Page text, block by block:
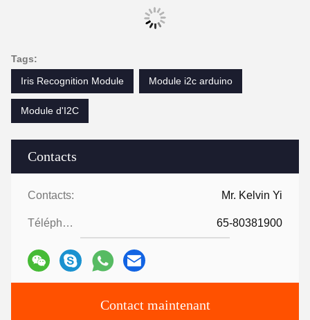
Contacts
Contacts: Mr. Kelvin Yi
Téléphone: 65-80381900
Contact maintenant
Tags:
Iris Recognition Module
Module i2c arduino
Module d'I2C